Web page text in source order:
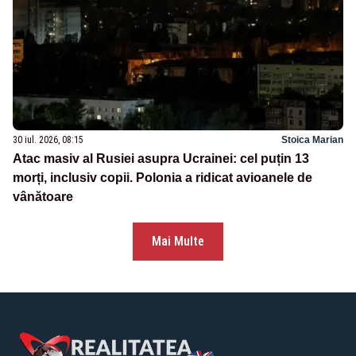
30 iul. 2026, 08:15 Stoica Marian
Atac masiv al Rusiei asupra Ucrainei: cel puțin 13
morți, inclusiv copii. Polonia a ridicat avioanele de
vânătoare
Mai Multe